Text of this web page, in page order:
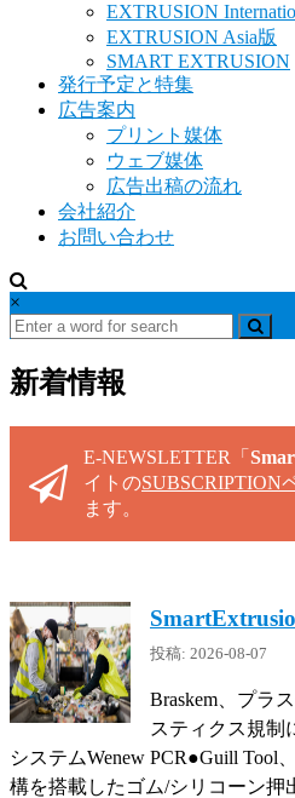
EXTRUSION
EXTRUSION Asia版
SMART EXTRUSION
発行予定と特集
広告案内
プリント媒体
ウェブ媒体
広告出稿の流れ
会社紹介
お問い合わせ
×
新着情報
E-NEWSLETTER「
イトのSUBSCRIPTION
ます。
投稿: 2026-08-07
Braskem、プラ
スティクス規制
システムWenew PCR●Guill Tool
構を搭載したゴム/シリコーン押